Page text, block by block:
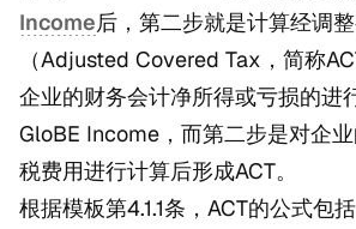
Income后，第二步就是计算经调
（Adjusted Covered Tax，简称
企业的财务会计净所得或亏损的进
GloBE Income，而第二步是对企
税费用进行计算后形成ACT。
根据模板第4.1.1条，ACT的公式包括